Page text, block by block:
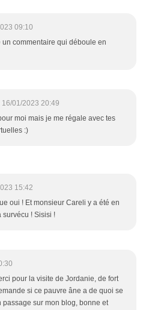
09:10
un commentaire qui déboule en
16/01/2023 20:49
moi mais je me régale avec tes
:)
15:42
oui ! Et monsieur Careli y a été en
survécu ! Sisisi !
pour la visite de Jordanie, de fort
si ce pauvre âne a de quoi se
passage sur mon blog, bonne et